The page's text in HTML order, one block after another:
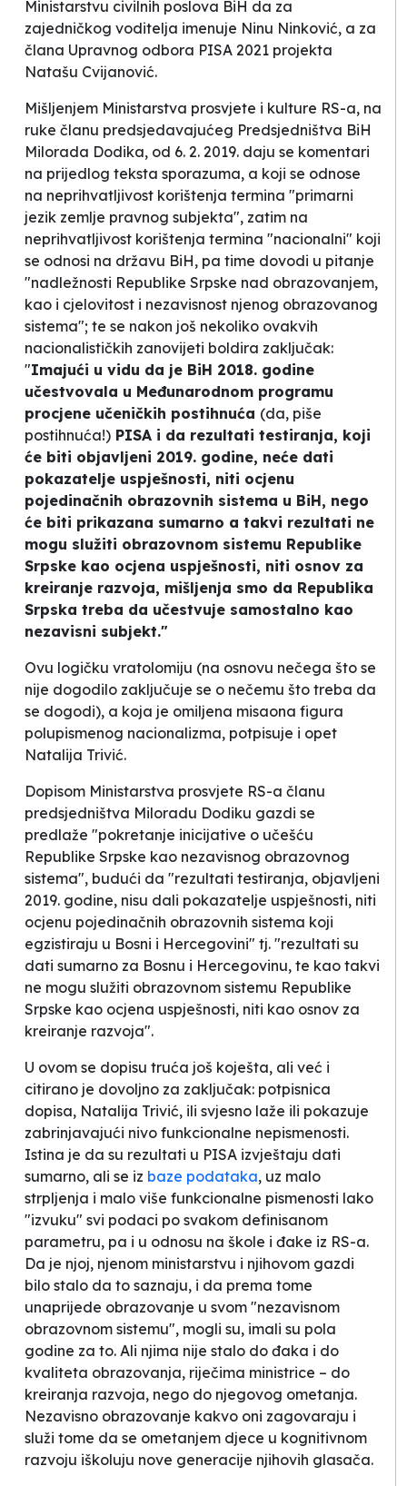
Ministarstvu civilnih poslova BiH da za
zajedničkog voditelja imenuje Ninu Ninković, a za
člana Upravnog odbora PISA 2021 projekta
Natašu Cvijanović.
Mišljenjem Ministarstva prosvjete i kulture RS-a, na
ruke članu predsjedavajućeg Predsjedništva BiH
Milorada Dodika, od 6. 2. 2019. daju se komentari
na prijedlog teksta sporazuma, a koji se odnose
na neprihvatljivost korištenja termina "primarni
jezik zemlje pravnog subjekta", zatim na
neprihvatljivost korištenja termina "nacionalni" koji
se odnosi na državu BiH, pa time dovodi u pitanje
"nadležnosti Republike Srpske nad obrazovanjem,
kao i cjelovitost i nezavisnost njenog obrazovanog
sistema"; te se nakon još nekoliko ovakvih
nacionalističkih zanovijeti boldira zaključak:
"Imajući u vidu da je BiH 2018. godine
učestvovala u Međunarodnom programu
procjene učeničkih postihnuća (da, piše
postihnuća!) PISA i da rezultati testiranja, koji
će biti objavljeni 2019. godine, neće dati
pokazatelje uspješnosti, niti ocjenu
pojedinačnih obrazovnih sistema u BiH, nego
će biti prikazana sumarno a takvi rezultati ne
mogu služiti obrazovnom sistemu Republike
Srpske kao ocjena uspješnosti, niti osnov za
kreiranje razvoja, mišljenja smo da Republika
Srpska treba da učestvuje samostalno kao
nezavisni subjekt."
Ovu logičku vratolomiju (na osnovu nečega što se
nije dogodilo zaključuje se o nečemu što treba da
se dogodi), a koja je omiljena misaona figura
polupismenog nacionalizma, potpisuje i opet
Natalija Trivić.
Dopisom Ministarstva prosvjete RS-a članu
predsjedništva Miloradu Dodiku gazdi se
predlaže "pokretanje inicijative o učešću
Republike Srpske kao nezavisnog obrazovnog
sistema", budući da "rezultati testiranja, objavljeni
2019. godine, nisu dali pokazatelje uspješnosti, niti
ocjenu pojedinačnih obrazovnih sistema koji
egzistiraju u Bosni i Hercegovini" tj. "rezultati su
dati sumarno za Bosnu i Hercegovinu, te kao takvi
ne mogu služiti obrazovnom sistemu Republike
Srpske kao ocjena uspješnosti, niti kao osnov za
kreiranje razvoja".
U ovom se dopisu truća još koješta, ali već i
citirano je dovoljno za zaključak: potpisnica
dopisa, Natalija Trivić, ili svjesno laže ili pokazuje
zabrinjavajući nivo funkcionalne nepismenosti.
Istina je da su rezultati u PISA izvještaju dati
sumarno, ali se iz baze podataka, uz malo
strpljenja i malo više funkcionalne pismenosti lako
"izvuku" svi podaci po svakom definisanom
parametru, pa i u odnosu na škole i đake iz RS-a.
Da je njoj, njenom ministarstvu i njihovom gazdi
bilo stalo da to saznaju, i da prema tome
unaprijede obrazovanje u svom "nezavisnom
obrazovnom sistemu", mogli su, imali su pola
godine za to. Ali njima nije stalo do đaka i do
kvaliteta obrazovanja, riječima ministrice – do
kreiranja razvoja, nego do njegovog ometanja.
Nezavisno obrazovanje kakvo oni zagovaraju i
služi tome da se ometanjem djece u kognitivnom
razvoju iškoluju nove generacije njihovih glasača.